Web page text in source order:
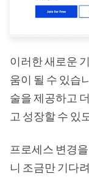
이러한 새로운
움이 될 수 있습
술을 제공하고
고 성장할 수 있
프로세스 변경
니 조금만 기다